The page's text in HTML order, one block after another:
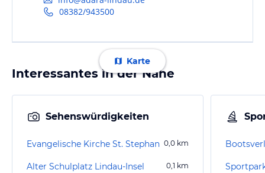
08382/943500
Karte
Interessantes in der Nähe
Sehenswürdigkeiten
Evangelische Kirche St. Stephan 0,0 km
Alter Schulplatz Lindau-Insel 0,1 km